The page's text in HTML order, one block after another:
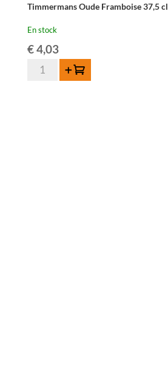
Timmermans Oude Framboise 37,5 cl
En stock
€4,03
quantité
Ajouter au panier